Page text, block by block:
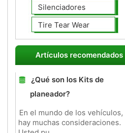
Silenciadores
Tire Tear Wear
Artículos recomendados
¿Qué son los Kits de
planeador?
En el mundo de los vehículos,
hay muchas consideraciones.